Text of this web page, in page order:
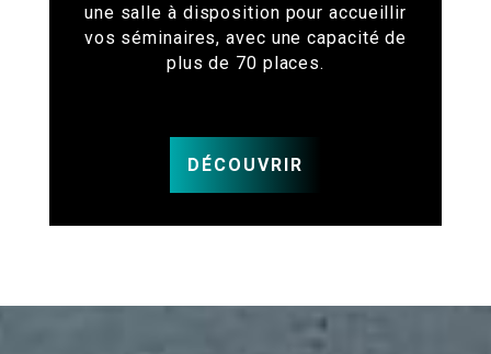
une salle à disposition pour accueillir
vos séminaires, avec une capacité de
plus de 70 places.
DÉCOUVRIR